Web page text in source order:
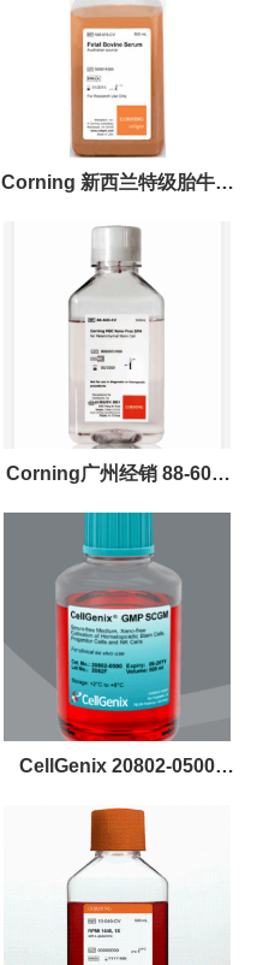
Corning 新西兰特级胎牛血
清 35-081-CV
Corning广州经销 88-600-
清培养基
CellGenix 20802-0500
SCGM 培养基 现货